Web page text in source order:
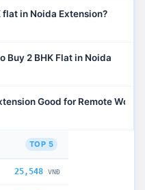
flat in Noida Extension?
Buy 2 BHK Flat in Noida
Good for Remote Work?
TOP 5
25,548 VNĐ